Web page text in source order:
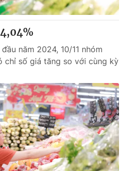
năm 2024, 10/11 nhóm
chỉ số giá tăng so với cùng kỳ